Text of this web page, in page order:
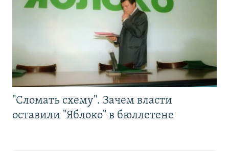
"Сломать схему". Зачем власти
оставили "Яблоко" в бюллетене